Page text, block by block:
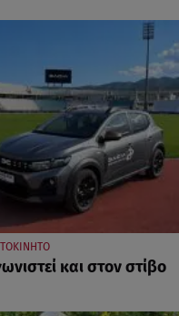
και στον στίβο